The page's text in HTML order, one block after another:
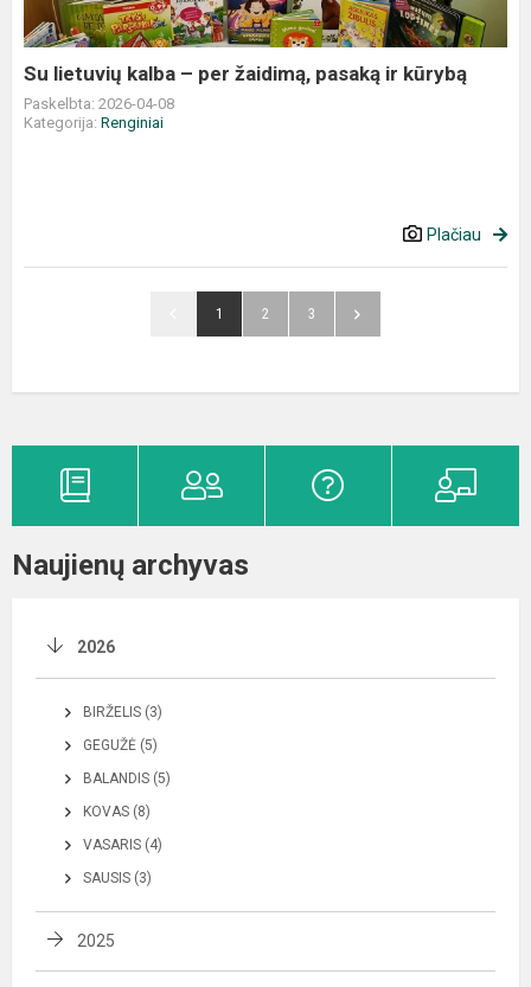
žaidimą,
pasaką
ir
kūrybą
Su lietuvių kalba – per žaidimą, pasaką ir kūrybą
Paskelbta: 2026-04-08
Kategorija: Renginiai
Plačiau
1 2 3
Naujienų archyvas
2026
BIRŽELIS (3)
GEGUŽĖ (5)
BALANDIS (5)
KOVAS (8)
VASARIS (4)
SAUSIS (3)
2025